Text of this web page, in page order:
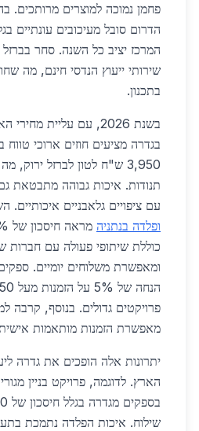
פחמן נמוכה למוצרים מרותכים.
הדרום סובל מעיכובים עונתיים
המרכז יציב כל השנה. סחר בברזל
שירותי ייעוץ הנדסי חינם, מה
בתכנון.
בשנת 2026, עם עליית
בגדרה מציעים חוזים ארוכי
3,950 ש"ח לטון לברזל
תנודות. איכות גבוהה מתבטאת גם
עם ציפויים גלאבניים איכותיים.
ופלדה בנתניה
כוללת שיתופי פעולה עם חברות
ומאפשרת משלוחים יומיים.
פרויקטים גדולים. בנוסף, קרבה
מאפשרת הזמנות מותאמות
יתרונות אלה הופכים את גדרה
הארץ. לדוגמה, פרויקט בניין
שילוח. איכות הפלדה נתמכת